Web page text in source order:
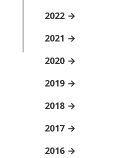
2022
2021
2020
2019
2018
2017
2016